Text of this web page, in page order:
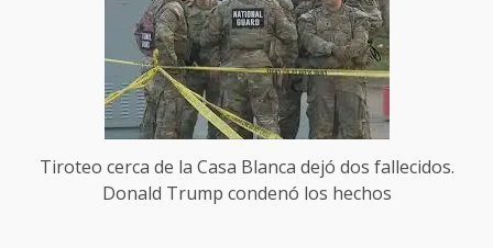
Tiroteo cerca de la Casa Blanca dejó dos fallecidos.
Donald Trump condenó los hechos